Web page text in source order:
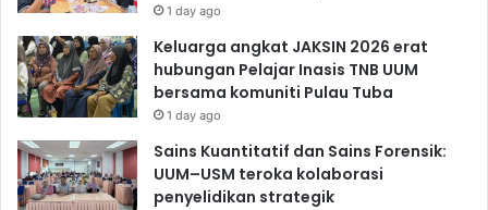
1 day ago
Keluarga angkat JAKSIN 2026 erat
hubungan Pelajar Inasis TNB UUM
bersama komuniti Pulau Tuba
1 day ago
Sains Kuantitatif dan Sains Forensik:
UUM–USM teroka kolaborasi
penyelidikan strategik